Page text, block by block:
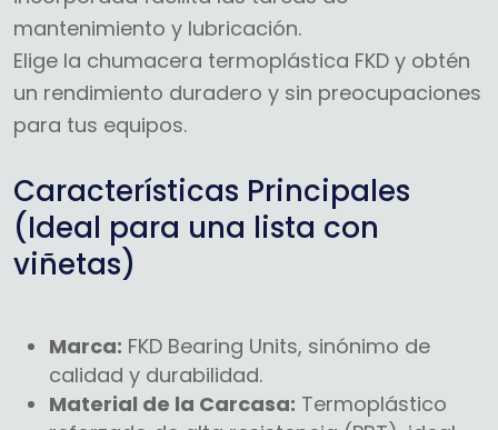
mantenimiento y lubricación.
Elige la chumacera termoplástica FKD y obtén
un rendimiento duradero y sin preocupaciones
para tus equipos.
Características Principales
(Ideal para una lista con
viñetas)
Marca: FKD Bearing Units, sinónimo de
calidad y durabilidad.
Material de la Carcasa: Termoplástico